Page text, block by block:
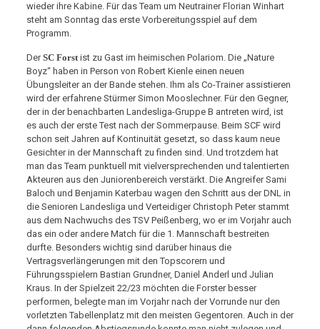
wieder ihre Kabine. Für das Team um Neutrainer Florian Winhart
steht am Sonntag das erste Vorbereitungsspiel auf dem
Programm.
DerSC Forstist zu Gast im heimischen Polariom. Die „Nature
Boyz“ haben in Person von Robert Kienle einen neuen
Übungsleiter an der Bande stehen. Ihm als Co-Trainer assistieren
wird der erfahrene Stürmer Simon Mooslechner. Für den Gegner,
der in der benachbarten Landesliga-Gruppe B antreten wird, ist
es auch der erste Test nach der Sommerpause. Beim SCF wird
schon seit Jahren auf Kontinuität gesetzt, so dass kaum neue
Gesichter in der Mannschaft zu finden sind. Und trotzdem hat
man das Team punktuell mit vielversprechenden und talentierten
Akteuren aus den Juniorenbereich verstärkt. Die Angreifer Sami
Baloch und Benjamin Katerbau wagen den Schritt aus der DNL in
die Senioren Landesliga und Verteidiger Christoph Peter stammt
aus dem Nachwuchs des TSV Peißenberg, wo er im Vorjahr auch
das ein oder andere Match für die 1. Mannschaft bestreiten
durfte. Besonders wichtig sind darüber hinaus die
Vertragsverlängerungen mit den Topscorern und
Führungsspielern Bastian Grundner, Daniel Anderl und Julian
Kraus. In der Spielzeit 22/23 möchten die Forster besser
performen, belegte man im Vorjahr nach der Vorrunde nur den
vorletzten Tabellenplatz mit den meisten Gegentoren. Auch in der